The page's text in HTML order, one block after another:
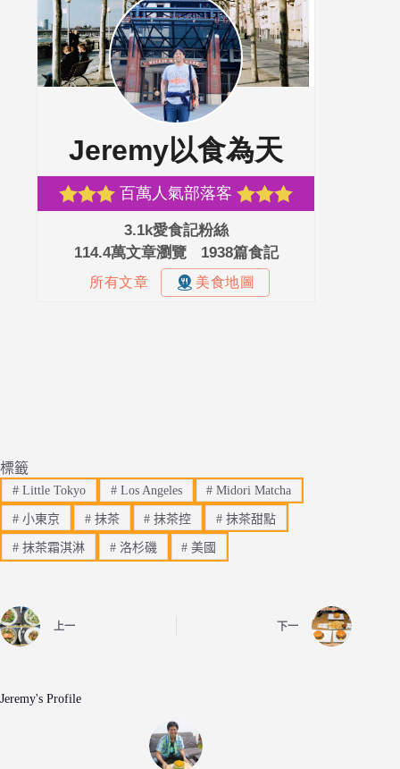
標籤
#Little Tokyo #Los Angeles # Midori Matcha
#小東京 #抹茶 # 抹茶控 # 抹茶甜點
#抹茶霜淇淋 #洛杉磯 # 美國
上一 下一
Jeremy's Profile